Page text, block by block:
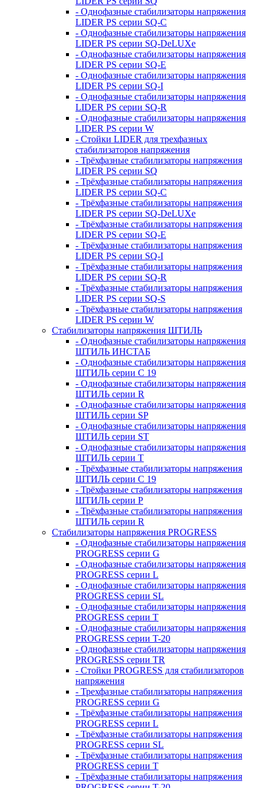
- Однофазные стабилизаторы напряжения
LIDER PS серии SQ-C
- Однофазные стабилизаторы напряжения
LIDER PS серии SQ-DeLUXe
- Однофазные стабилизаторы напряжения
LIDER PS серии SQ-E
- Однофазные стабилизаторы напряжения
LIDER PS серии SQ-I
- Однофазные стабилизаторы напряжения
LIDER PS серии SQ-R
- Однофазные стабилизаторы напряжения
LIDER PS серии W
- Стойки LIDER для трехфазных
стабилизаторов напряжения
- Трёхфазные стабилизаторы напряжения
LIDER PS серии SQ
- Трёхфазные стабилизаторы напряжения
LIDER PS серии SQ-C
- Трёхфазные стабилизаторы напряжения
LIDER PS серии SQ-DeLUXe
- Трёхфазные стабилизаторы напряжения
LIDER PS серии SQ-E
- Трёхфазные стабилизаторы напряжения
LIDER PS серии SQ-I
- Трёхфазные стабилизаторы напряжения
LIDER PS серии SQ-R
- Трёхфазные стабилизаторы напряжения
LIDER PS серии SQ-S
- Трёхфазные стабилизаторы напряжения
LIDER PS серии W
Стабилизаторы напряжения ШТИЛЬ
- Однофазные стабилизаторы напряжения
ШТИЛЬ ИНСТАБ
- Однофазные стабилизаторы напряжения
ШТИЛЬ серии C 19
- Однофазные стабилизаторы напряжения
ШТИЛЬ серии R
- Однофазные стабилизаторы напряжения
ШТИЛЬ серии SP
- Однофазные стабилизаторы напряжения
ШТИЛЬ серии ST
- Однофазные стабилизаторы напряжения
ШТИЛЬ серии T
- Трёхфазные стабилизаторы напряжения
ШТИЛЬ серии C 19
- Трёхфазные стабилизаторы напряжения
ШТИЛЬ серии P
- Трёхфазные стабилизаторы напряжения
ШТИЛЬ серии R
Стабилизаторы напряжения PROGRESS
- Однофазные стабилизаторы напряжения
PROGRESS серии G
- Однофазные стабилизаторы напряжения
PROGRESS серии L
- Однофазные стабилизаторы напряжения
PROGRESS серии SL
- Однофазные стабилизаторы напряжения
PROGRESS серии T
- Однофазные стабилизаторы напряжения
PROGRESS серии T-20
- Однофазные стабилизаторы напряжения
PROGRESS серии TR
- Стойки PROGRESS для стабилизаторов
напряжения
- Трехфазные стабилизаторы напряжения
PROGRESS серии G
- Трёхфазные стабилизаторы напряжения
PROGRESS серии L
- Трёхфазные стабилизаторы напряжения
PROGRESS серии SL
- Трёхфазные стабилизаторы напряжения
PROGRESS серии T
- Трёхфазные стабилизаторы напряжения